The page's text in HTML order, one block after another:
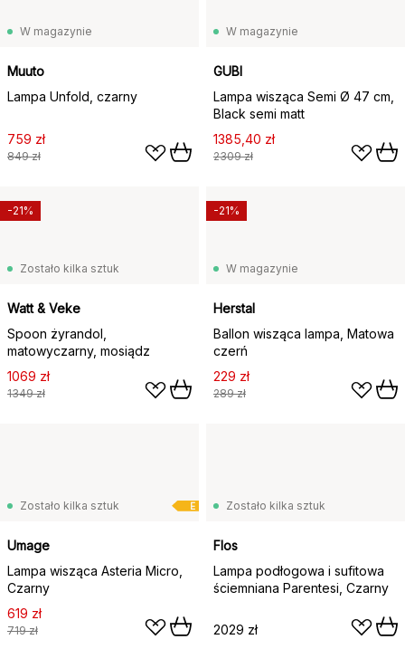
W magazynie
Muuto
Lampa Unfold, czarny
759 zł
849 zł
W magazynie
GUBI
Lampa wisząca Semi Ø 47 cm,
Black semi matt
1385,40 zł
2309 zł
Zostało kilka sztuk
Watt & Veke
Spoon żyrandol,
matowyczarny, mosiądz
1069 zł
1349 zł
-21%
W magazynie
Herstal
Ballon wisząca lampa, Matowa
czerń
229 zł
289 zł
-21%
E
Zostało kilka sztuk
Umage
Lampa wisząca Asteria Micro,
Czarny
619 zł
719 zł
Zostało kilka sztuk
Flos
Lampa podłogowa i sufitowa
ściemniana Parentesi, Czarny
2029 zł